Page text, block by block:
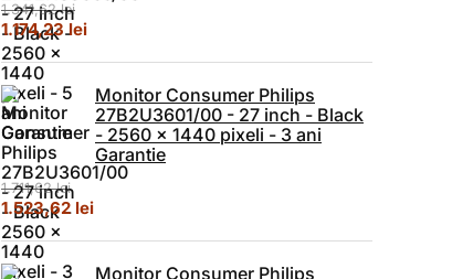
1.341,62lei
Prețul inițial a fost: 1.341,62 lei.
1.174,23leiPrețul curent este: 1.174,23 lei.
Monitor Consumer Philips
27B2U3601/00 - 27 inch - Black
- 2560 x 1440 pixeli - 3 ani
Garantie
1.711,62lei
Prețul inițial a fost: 1.711,62 lei.
1.523,62 leiPrețul curent este: 1.523,62 lei.
Monitor Consumer Philips